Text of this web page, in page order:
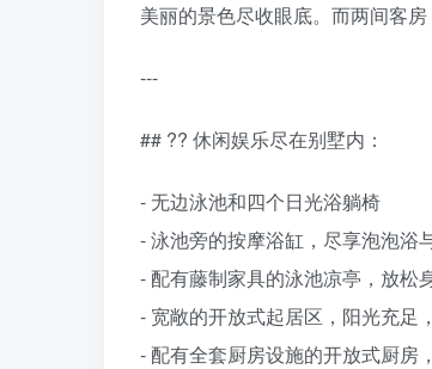
美丽的景色尽收眼底。而两间客
---
## ?? 休闲娱乐尽在别墅内：
- 无边泳池和四个日光浴躺椅
- 泳池旁的按摩浴缸，尽享泡泡浴
- 配有藤制家具的泳池凉亭，放松
- 宽敞的开放式起居区，阳光充足
- 配有全套厨房设施的开放式厨房